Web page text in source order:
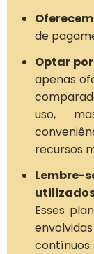
de
Optar
apenas
uso,
recursos
Esses
contínuos.